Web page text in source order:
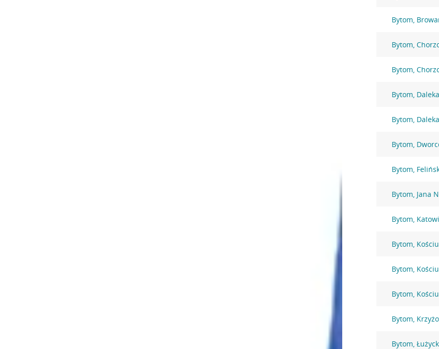
Bytom,
Bytom,
Bytom,
Bytom,
Bytom,
Bytom,
Bytom,
Bytom, Jana
Bytom,
Bytom,
Bytom,
Bytom,
Bytom,
Bytom,